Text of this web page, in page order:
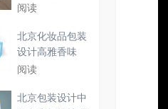
骤
阅读
北京化妆品包装
设计高雅香味
阅读
北京包装设计中